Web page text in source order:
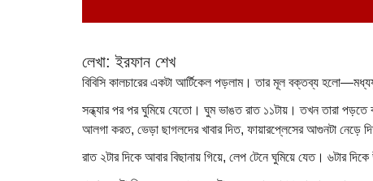
লেখা: ইরফান শেখ
বিবিসি কালচারের একটা আর্টিকেল পড়লাম। তার মূল বক্তব্য
সন্ধ্যার পর পর ঘুমিয়ে যেতো। ঘুম ভাঙত রাত ১১টায়। তখন তারা
আলগা করত, ভেড়া ছাগলদের খাবার দিত, ফায়ারপ্লেসের আগুনটা নেড়ে
রাত ২টার দিকে আবার বিছানায় গিয়ে, লেপ টেনে ঘুমিয়ে যেত। ৬টার